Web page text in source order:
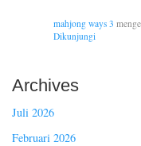
mahjong ways 3
Dikunjungi
Archives
Juli 2026
Februari 2026